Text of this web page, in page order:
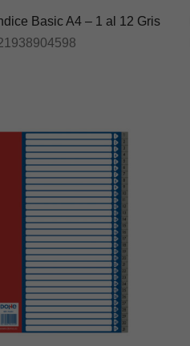
Basic A4 – 1 al 12 Gris